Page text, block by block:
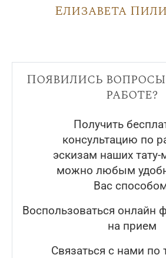
Елизавета
Появились
работе?
Получить
консультацию по
эскизам наших тату-
можно любым
Вас
Воспользоваться онлайн
на прием
Связаться с нами по